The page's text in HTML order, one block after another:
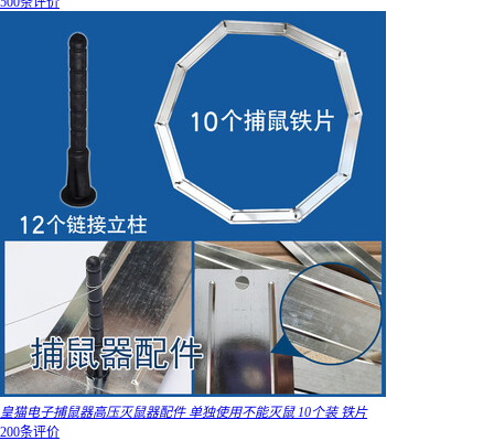
皇猫电子捕鼠器高压灭鼠器配件 单独使用不能灭鼠 10个装 铁片
200条评价